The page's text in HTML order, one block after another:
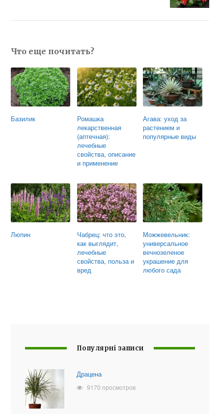
Что еще почитать?
Базилик
Ромашка
лекарственная
(аптечная):
лечебные
свойства, описание
и применение
Агава: уход за
растением и
популярные виды
Люпин
Чабрец: что это,
как выглядит,
лечебные
свойства, польза и
вред
Можжевельник:
универсальное
вечнозеленое
украшение для
любого сада
Популярні записи
Драцена
9170 просмотров